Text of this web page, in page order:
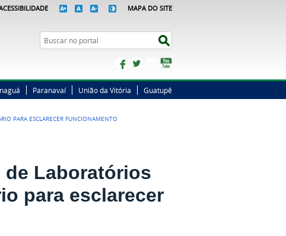
MAPA DO SITE
Busca
FacebookTwitterInstagram
Paranavaí União da Vitória Guatupê
PARA ESCLARECER FUNCIONAMENTO
de Laboratórios
para esclarecer